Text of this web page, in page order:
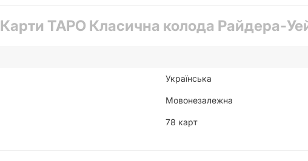
Карти ТАРО Класична колода Райдера-
Українська
Мовонезалежна
78 карт